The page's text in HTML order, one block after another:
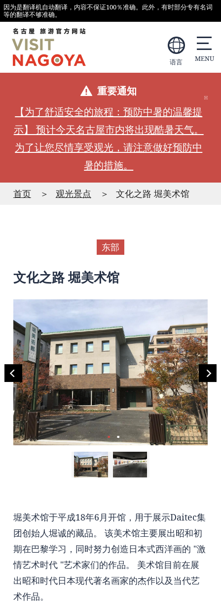
因为是翻译机自动翻译，内容不保证100％准确。此外，有时部分专有名词
等的翻译不够准确。
语言
重要通知
【为了舒适安全的旅程：预防中暑的温馨提
示】 预计今天名古屋市内将出现酷暑天气。
为了让您尽情享受观光，请注意做好预防中
暑的措施。
首页 观光景点 文化之路 堀美术馆
东部
文化之路 堀美术馆
堀美术馆于平成18年6月开馆，用于展示Daitec集
团创始人堀诚的藏品。 该美术馆主要展出昭和初
期在巴黎学习，同时努力创造日本式西洋画的 "激
情艺术时代 "艺术家们的作品。 美术馆目前在展
出昭和时代日本现代著名画家的杰作以及当代艺
术作品。